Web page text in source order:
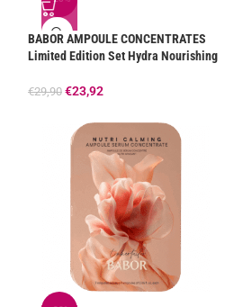
BABOR AMPOULE CONCENTRATES
Limited Edition Set Hydra Nourishing
€29,90 €23,92